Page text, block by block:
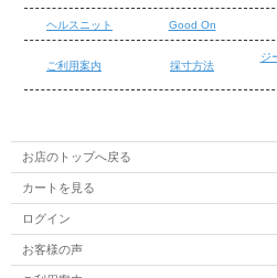
■鬼デニム 622 リラックステーパード
す。 シルエットは程よいゆとりをもっ
て細身にしたテーパードシルエットで
170cm体重63kgで32インチを着用。)
ヘルスニット Good On
ご利用案内 採寸方法
ジ
/お店のトップへ戻る
カートを見る
ログイン
お客様の声